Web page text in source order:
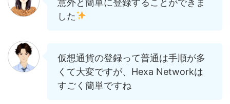
した
仮想通貨の登録って普通は手順が多
くて大変ですが、Hexa Networkは
すごく簡単ですね